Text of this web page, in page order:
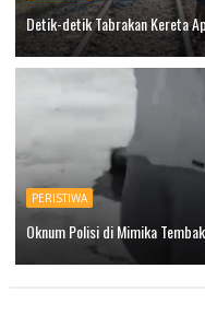
Detik-detik Tabrakan Kereta
PERISTIWA
Oknum Polisi di Mimika